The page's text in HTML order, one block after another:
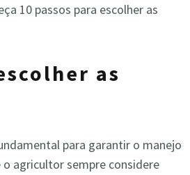
10 passos para escolher as
as
para garantir o manejo
o agricultor sempre considere